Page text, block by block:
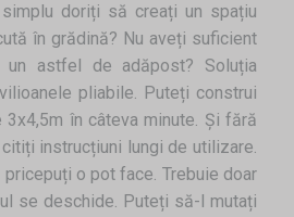
doriți să creați un spațiu
în grădină? Nu aveți suficient
astfel de adăpost? Soluția
pliabile. Puteți construi
în câteva minute. Și fără
instrucțiuni lungi de utilizare.
o pot face. Trebuie doar
se deschide. Puteți să-l mutați